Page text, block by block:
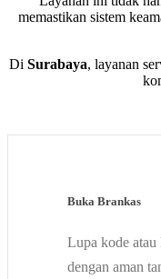
memastikan sistem
Di Surabaya, layanan
Buka Brankas
Lupa kode
dengan aman